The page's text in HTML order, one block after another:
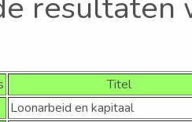
Titel
Loonarbeid en kapitaal